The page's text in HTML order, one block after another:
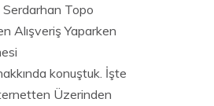
Serdarhan Topo
Alışveriş Yaparken
konuştuk. İşte
Üzerinden